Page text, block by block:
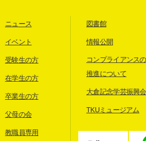
ニュース
イベント
受験生の方
在学生の方
卒業生の方
父母の会
教職員専用
図書館
情報公開
コンプライアンスの
推進について
大倉記念学芸振興会
TKUミュージアム